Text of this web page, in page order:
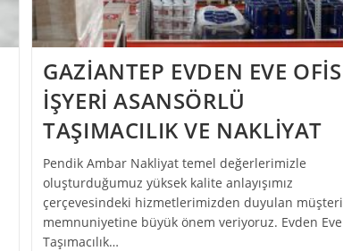
GAZİANTEP EVDEN EVE OFİS
İŞYERİ ASANSÖRLÜ
TAŞIMACILIK VE NAKLİYAT
Pendik Ambar Nakliyat temel değerlerimizle
oluşturduğumuz yüksek kalite anlayışımız
çerçevesindeki hizmetlerimizden duyulan müşteri
memnuniyetine büyük önem veriyoruz. Evden Eve
Taşımacılık…